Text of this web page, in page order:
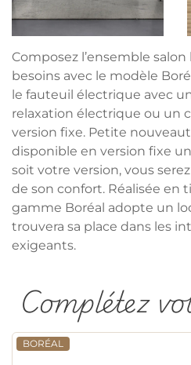
Composez l’ensemble
besoins avec le modèle
le fauteuil électrique avec
relaxation électrique ou un
version fixe. Petite
disponible en version fixe
soit votre version, vous
de son confort. Réalisée en
gamme Boréal adopte un
trouvera sa place dans les
exigeants.
Complétez
BORÉAL